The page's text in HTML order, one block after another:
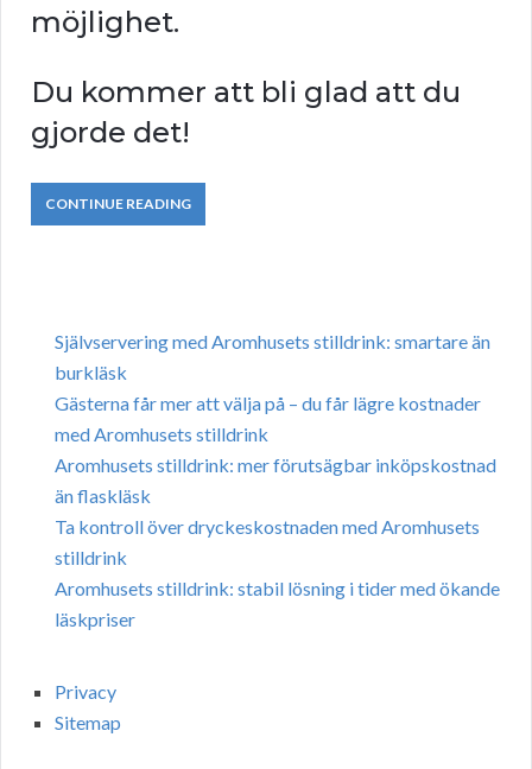
möjlighet.
Du kommer att bli glad att du
gjorde det!
CONTINUE READING
Självservering med Aromhusets stilldrink: smartare än
burkläsk
Gästerna får mer att välja på – du får lägre kostnader
med Aromhusets stilldrink
Aromhusets stilldrink: mer förutsägbar inköpskostnad
än flaskläsk
Ta kontroll över dryckeskostnaden med Aromhusets
stilldrink
Aromhusets stilldrink: stabil lösning i tider med ökande
läskpriser
Privacy
Sitemap